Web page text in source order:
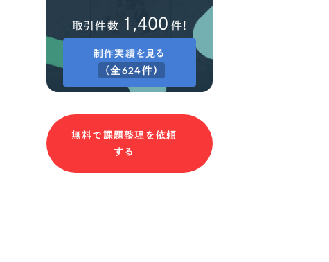
取引件数 1,400 件!
制作実績を見る
（全624件）
無料で課題整理を依頼
する